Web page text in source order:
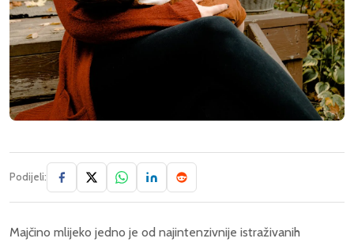
Podijeli:
Majčino mlijeko jedno je od najintenzivnije istraživanih